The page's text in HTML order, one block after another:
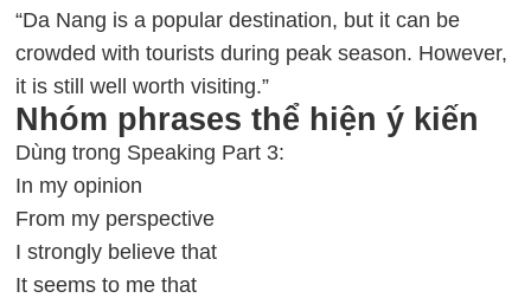
“Da Nang is a popular destination, but it can be
crowded with tourists during peak season. However,
it is still well worth visiting.”
Nhóm phrases thể hiện ý kiến
Dùng trong Speaking Part 3:
In my opinion
From my perspective
I strongly believe that
It seems to me that